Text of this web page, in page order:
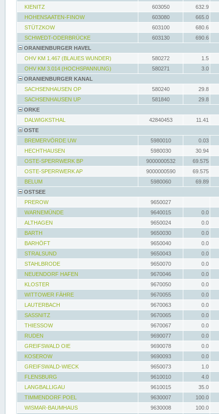
KIENITZ
603050
632.9
HOHENSAATEN-FINOW
603080
665.0
STÜTZKOW
603100
680.6
SCHWEDT-ODERBRÜCKE
603130
690.6
ORANIENBURGER HAVEL
OHV KM 1.467 (BLAUES WUNDER)
580272
1.5
OHV KM 3.014 (HOCHSPANNUNG)
580271
3.0
ORANIENBURGER KANAL
SACHSENHAUSEN OP
580240
29.8
SACHSENHAUSEN UP
581840
29.8
ORKE
DALWIGKSTHAL
42840453
11.41
OSTE
BREMERVÖRDE UW
5980010
0.03
HECHTHAUSEN
5980030
30.94
OSTE-SPERRWERK BP
9000000532
69.575
OSTE-SPERRWERK AP
9000000590
69.575
BELUM
5980060
69.89
OSTSEE
PREROW
9650027
WARNEMÜNDE
9640015
0.0
ALTHAGEN
9650024
0.0
BARTH
9650030
0.0
BARHÖFT
9650040
0.0
STRALSUND
9650043
0.0
STAHLBRODE
9650070
0.0
NEUENDORF HAFEN
9670046
0.0
KLOSTER
9670050
0.0
WITTOWER FÄHRE
9670055
0.0
LAUTERBACH
9670063
0.0
SASSNITZ
9670065
0.0
THIESSOW
9670067
0.0
RUDEN
9690077
0.0
GREIFSWALD OIE
9690078
0.0
KOSEROW
9690093
0.0
GREIFSWALD-WIECK
9650073
1.0
FLENSBURG
9610010
4.0
LANGBALLIGAU
9610015
35.0
TIMMENDORF POEL
9630007
100.0
WISMAR-BAUMHAUS
9630008
100.0